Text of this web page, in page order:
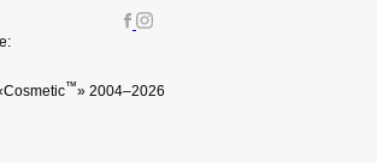
™» 2004–2026